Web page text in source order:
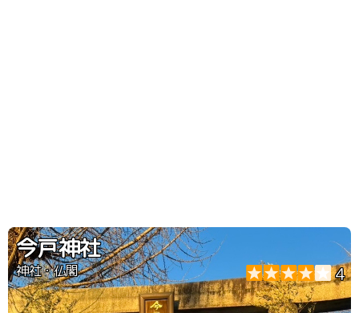
今戸神社
神社・仏閣 4